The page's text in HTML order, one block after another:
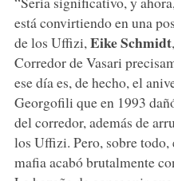
está convirtiendo en una
de los Uffizi, Eike Schmidt
Corredor de Vasari
ese día es, de hecho, el
Georgofili que en 1993
del corredor, además de
los Uffizi. Pero, sobre todo,
mafia acabó brutalmente